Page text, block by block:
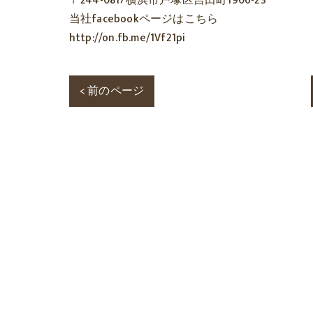
当社facebookページはこちら
http://on.fb.me/1Vf21pi
< 前のページ